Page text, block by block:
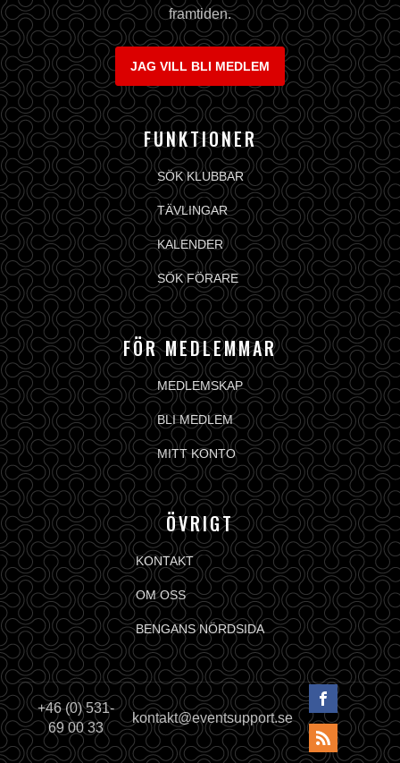
framtiden.
JAG VILL BLI MEDLEM
FUNKTIONER
SÖK KLUBBAR
TÄVLINGAR
KALENDER
SÖK FÖRARE
FÖR MEDLEMMAR
MEDLEMSKAP
BLI MEDLEM
MITT KONTO
ÖVRIGT
KONTAKT
OM OSS
BENGANS NÖRDSIDA
+46 (0) 531-
69 00 33
kontakt@eventsupport.se